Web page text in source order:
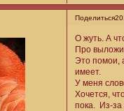
Поделиться
О жуть. А
Про
Это помои,
имеет.
У меня
Хочется,
пока. Из-за